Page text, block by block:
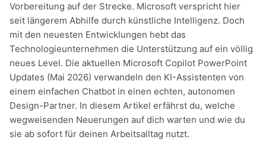
Vorbereitung auf der Strecke. Microsoft verspricht hier
seit längerem Abhilfe durch künstliche Intelligenz. Doch
mit den neuesten Entwicklungen hebt das
Technologieunternehmen die Unterstützung auf ein völlig
neues Level. Die aktuellen Microsoft Copilot PowerPoint
Updates (Mai 2026) verwandeln den KI-Assistenten von
einem einfachen Chatbot in einen echten, autonomen
Design-Partner. In diesem Artikel erfährst du, welche
wegweisenden Neuerungen auf dich warten und wie du
sie ab sofort für deinen Arbeitsalltag nutzt.